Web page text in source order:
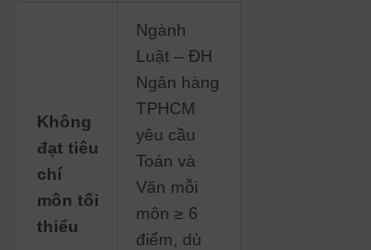
Không
đạt tiêu
chí
môn tối
thiểu
Ngành
Luật – ĐH
Ngân hàng
TPHCM
yêu cầu
Toán và
Văn mỗi
môn ≥ 6
điểm, dù